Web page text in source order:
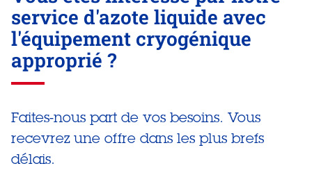
précédente.
service d'azote liquide avec
l'équipement cryogénique
approprié ?
Faites-nous part de vos besoins. Vous
recevrez une offre dans les plus brefs
délais.